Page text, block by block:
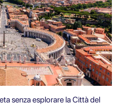
senza esplorare la Città del